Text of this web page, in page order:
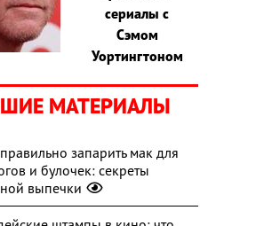
сериалы с
Сэмом
Уортингтоном
МАТЕРИАЛЫ
запарить мак для
и булочек: секреты
выпечки